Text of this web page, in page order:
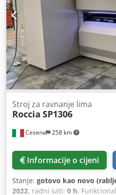
Cesena 258 km
Stroj za ravnanje lima
Roccia SP1306
Informacije o cijeni
Stanje: gotovo kao novo
2022, radni sati: 0 h,